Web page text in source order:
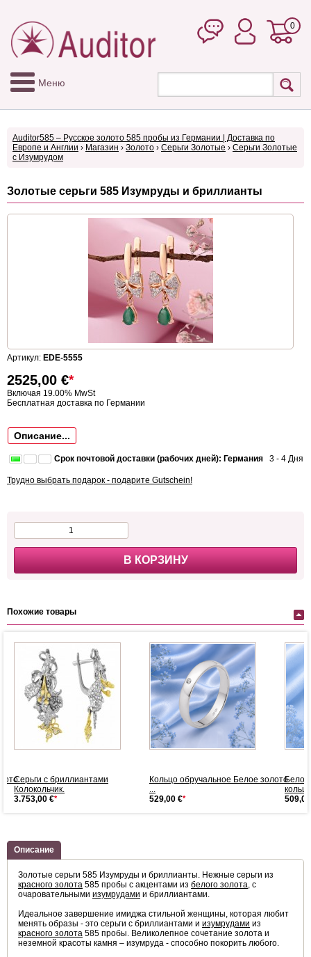
0
Меню
Auditor585 – Русское золото 585 пробы из Германии | Доставка по
Европе и Англии › Магазин › Золото › Серьги Золотые › Серьги Золотые
с Изумрудом
Золотые серьги 585 Изумруды и бриллианты
Артикул: EDE-5555
2525,00 €*
Включая 19.00% MwSt
Бесплатная доставка по Германии
Описание...
Срок почтовой доставки (рабочих дней): Германия 3 - 4 Дня
Трудно выбрать подарок - подарите Gutschein!
В КОРЗИНУ
Похожие товары
Серьги с бриллиантами
Колокольчик.
3.753,00 €*
Кольцо обручальное Белое золото
...
529,00 €*
Белое
кольцо
Описание
Золотые серьги 585 Изумруды и бриллианты. Нежные серьги из
красного золота 585 пробы с акцентами из белого золота, с
очаровательными изумрудами и бриллиантами.
Идеальное завершение имиджа стильной женщины, которая любит
менять образы - это cерьги с бриллиантами и изумрудами из
красного золота 585 пробы. Великолепное сочетание золота и
неземной красоты камня – изумруда - способно покорить любого.